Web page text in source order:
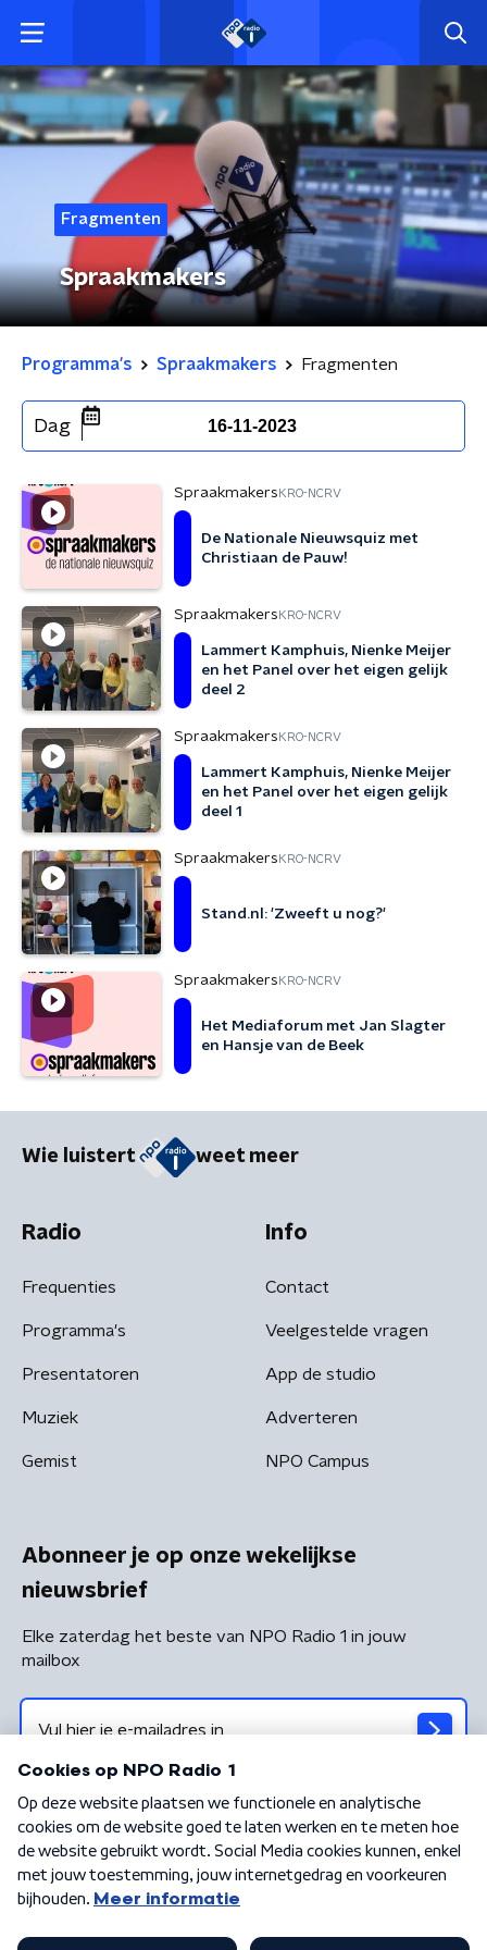
Fragmenten
Spraakmakers
Programma's Spraakmakers Fragmenten
Dag 16-11-2023
Spraakmakers KRO-NCRV
De Nationale Nieuwsquiz met
Christiaan de Pauw!
Spraakmakers KRO-NCRV
Lammert Kamphuis, Nienke Meijer
en het Panel over het eigen gelijk
deel 2
Spraakmakers KRO-NCRV
Lammert Kamphuis, Nienke Meijer
en het Panel over het eigen gelijk
deel 1
Spraakmakers KRO-NCRV
Stand.nl: 'Zweeft u nog?'
Spraakmakers KRO-NCRV
Het Mediaforum met Jan Slagter
en Hansje van de Beek
Wie luistert weet meer
Radio
Frequenties
Programma's
Presentatoren
Muziek
Gemist
Info
Contact
Veelgestelde vragen
App de studio
Adverteren
NPO Campus
Abonneer je op onze wekelijkse
nieuwsbrief
Elke zaterdag het beste van NPO Radio 1 in jouw
mailbox
Algemene voorwaarden